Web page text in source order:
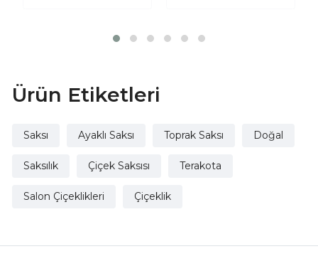
Ürün Etiketleri
Saksı Ayaklı Saksı Toprak Saksı Doğal
Saksılık Çiçek Saksısı Terakota
Salon Çiçeklikleri Çiçeklik